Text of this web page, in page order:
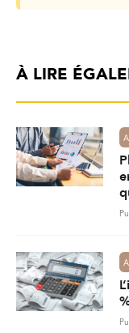
À LIRE